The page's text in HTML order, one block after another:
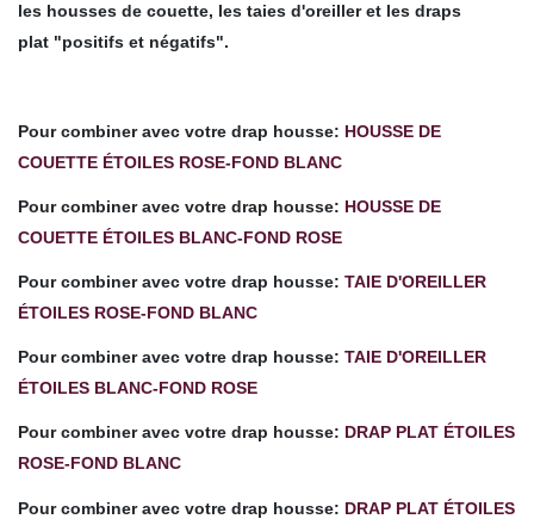
les housses de couette, les taies d'oreiller et les draps
plat "positifs et négatifs".
Pour combiner avec votre drap housse: HOUSSE DE
COUETTE ÉTOILES ROSE-FOND BLANC
Pour combiner avec votre drap housse: HOUSSE DE
COUETTE ÉTOILES BLANC-FOND ROSE
Pour combiner avec votre drap housse: TAIE D'OREILLER
ÉTOILES ROSE-FOND BLANC
Pour combiner avec votre drap housse: TAIE D'OREILLER
ÉTOILES BLANC-FOND ROSE
Pour combiner avec votre drap housse: DRAP PLAT ÉTOILES
ROSE-FOND BLANC
Pour combiner avec votre drap housse: DRAP PLAT ÉTOILES